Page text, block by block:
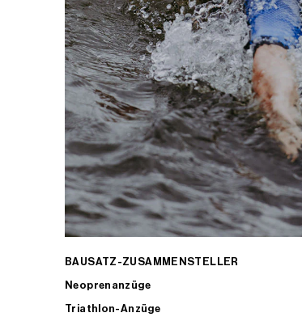
BAUSATZ-ZUSAMMENSTELLER
Neoprenanzüge
Triathlon-Anzüge